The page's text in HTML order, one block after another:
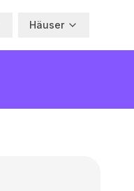
Häuser